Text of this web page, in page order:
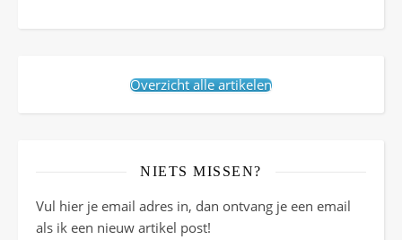
Overzicht alle artikelen
NIETS MISSEN?
Vul hier je email adres in, dan ontvang je een email
als ik een nieuw artikel post!